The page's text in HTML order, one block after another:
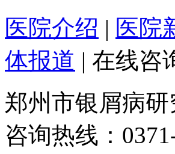
医院介绍 | 医院
体报道 | 在线咨
郑州市银屑病研
咨询热线：